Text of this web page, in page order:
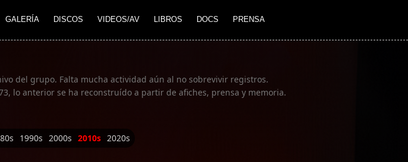
GALERÍA DISCOS VIDEOS/AV LIBROS DOCS PRENSA
del grupo. Falta mucha actividad aún al no sobrevivir registros.
lo anterior se ha reconstruído a partir de afiches, prensa y memoria.
1990s 2000s 2010s 2020s